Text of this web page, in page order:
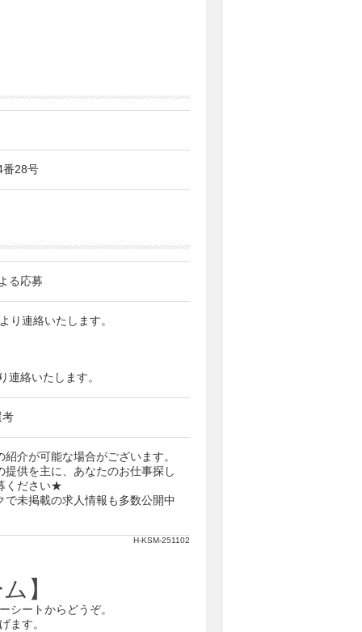
番28号
る応募
り連絡いたします。
絡いたします。
考
介が可能な場合がございます。
供を主に、あなたのお仕事探し
ください★
未掲載の求人情報も多数公開中
H-KSM-251102
】
シートからどうぞ。
ます。